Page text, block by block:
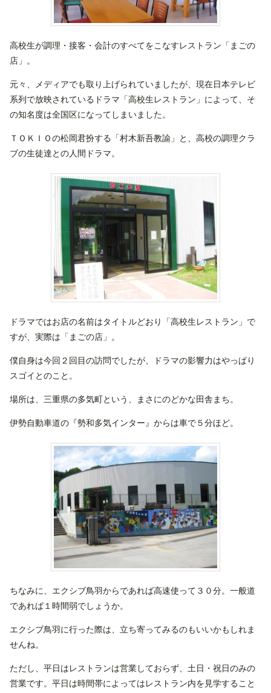
高校生が調理・接客・会計のすべてをこなすレストラン「まごの
店」。
元々、メディアでも取り上げられていましたが、現在日本テレビ
系列で放映されているドラマ「高校生レストラン」によって、そ
の知名度は全国区になってしまいました。
ＴＯＫＩＯの松岡君扮する「村木新吾教諭」と、高校の調理クラ
ブの生徒達との人間ドラマ。
ドラマではお店の名前はタイトルどおり「高校生レストラン」で
すが、実際は「まごの店」。
僕自身は今回２回目の訪問でしたが、ドラマの影響力はやっぱり
スゴイとのこと。
場所は、三重県の多気町という、まさにのどかな田舎まち。
伊勢自動車道の『勢和多気インター』からは車で５分ほど。
ちなみに、エクシブ鳥羽からであれば高速使って３０分。一般道
であれば１時間弱でしょうか。
エクシブ鳥羽に行った際は、立ち寄ってみるのもいいかもしれま
せんね。
ただし、平日はレストランは営業しておらず、土日・祝日のみの
営業です。平日は時間帯によってはレストラン内を見学すること